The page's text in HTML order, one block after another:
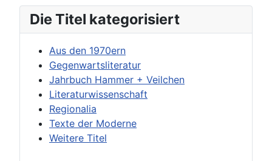
Die Titel kategorisiert
Aus den 1970ern
Gegenwartsliteratur
Jahrbuch Hammer + Veilchen
Literaturwissenschaft
Regionalia
Texte der Moderne
Weitere Titel